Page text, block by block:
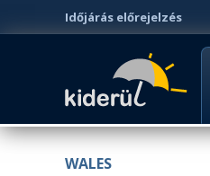
Időjárás előrejelzés
WALES